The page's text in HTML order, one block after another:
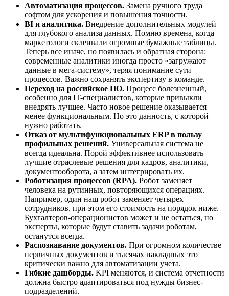
Автоматизация процессов. Замена ручного труда
софтом для ускорения и повышения точности.
BI и аналитика. Внедрение дополнительных модулей
для глубокого анализа данных. Помню времена, когда
маркетологи склеивали огромные бумажные таблицы.
Теперь все иначе, но появилась и обратная сторона:
современные аналитики иногда просто «загружают
данные в мега-систему», теряя понимание сути
процессов. Важно сохранять экспертизу в команде.
Переход на российское ПО. Процесс болезненный,
особенно для IT-специалистов, которые привыкли
внедрять лучшее. Часто новое решение оказывается
менее функциональным. Но это данность, с которой
нужно работать.
Отказ от мультифункциональных ERP в пользу
профильных решений. Универсальная система не
всегда идеальна. Порой эффективнее использовать
лучшие отраслевые решения для кадров, аналитики,
документооборота, а затем интегрировать их.
Роботизация процессов (RPA). Робот заменяет
человека на рутинных, повторяющихся операциях.
Например, один наш робот заменяет четырех
сотрудников, при этом его стоимость на порядок ниже.
Бухгалтеров-операционистов может и не остаться, но
эксперты, которые будут ставить задачи роботам,
останутся всегда.
Распознавание документов. При огромном количестве
первичных документов и тысячах накладных это
критически важно для автоматизации учета.
Гибкие дашборды. KPI меняются, и система отчетности
должна быстро адаптироваться под нужды бизнес-
подразделений.